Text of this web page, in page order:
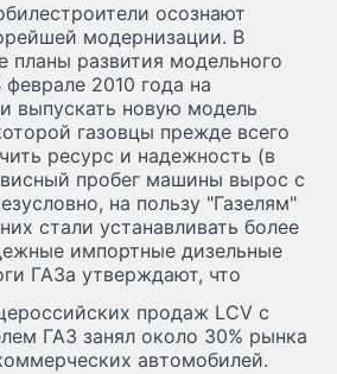
осознают
модернизации. В
планы развития модельного
2010 года на
выпускать новую модель
газовцы прежде всего
ресурс и надежность (в
пробег машины вырос с
на пользу "Газелям"
стали устанавливать более
импортные дизельные
ГАЗа утверждают, что
продаж LCV с
ГАЗ занял около 30% рынка
автомобилей.